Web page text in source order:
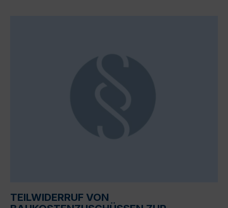
TEILWIDERRUF VON